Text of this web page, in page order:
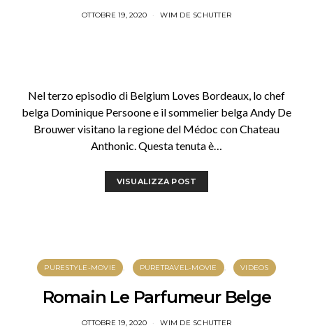
OTTOBRE 19, 2020 WIM DE SCHUTTER
Nel terzo episodio di Belgium Loves Bordeaux, lo chef
belga Dominique Persoone e il sommelier belga Andy De
Brouwer visitano la regione del Médoc con Chateau
Anthonic. Questa tenuta è…
VISUALIZZA POST
PURESTYLE-MOVIE PURETRAVEL-MOVIE VIDEOS
Romain Le Parfumeur Belge
OTTOBRE 19, 2020 WIM DE SCHUTTER